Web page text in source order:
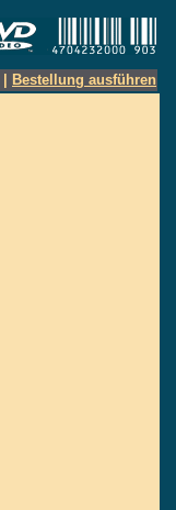
Bestellung ausführen